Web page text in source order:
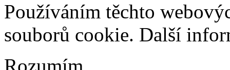
Používáním těchto
souborů cookie. Další